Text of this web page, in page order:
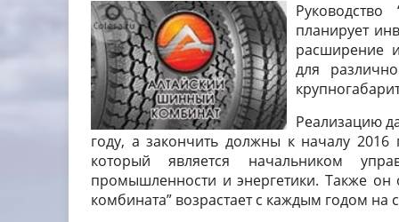
планирует
расширение
для
Реализацию
году, а закончить должны к началу
который является начальником
промышленности и энергетики. Также он
комбината” возрастает с каждым годом